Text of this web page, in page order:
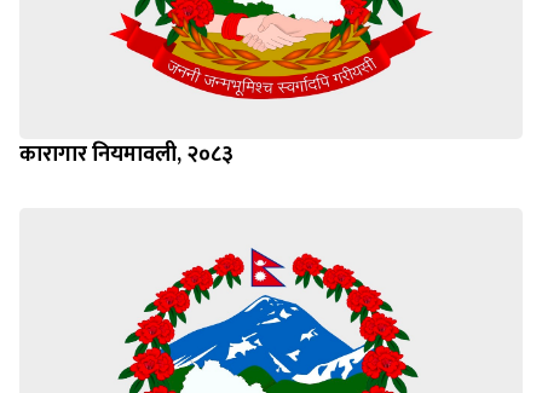
कारागार नियमावली, २०८३